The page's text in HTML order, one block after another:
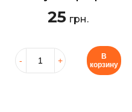
25 грн.
В
корзину